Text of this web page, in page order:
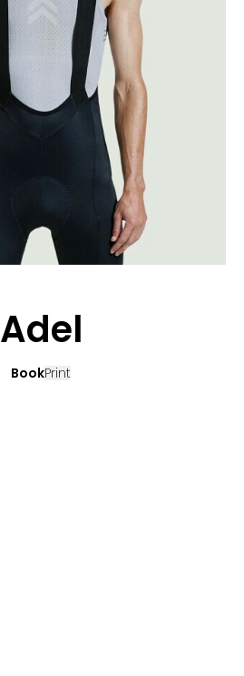
POP MUSICIENS
TALENTS INTERNATIONAUX
CANDIDATURE
NOS AGENCES
Adel
BookPrint